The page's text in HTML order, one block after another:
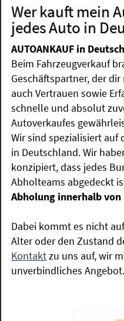
Wer kauft mein
jedes Auto in
AUTOANKAUF in
Beim Fahrzeugverkauf
Geschäftspartner, der
auch Vertrauen sowie
schnelle und absolut
Autoverkaufes
Wir sind spezialisiert auf
in Deutschland. Wir
konzipiert, dass jedes
Abholteams abgedeckt
Abholung innerhalb von
Dabei kommt es nicht
Alter oder den Zustand
Kontaktzu uns auf, wir
unverbindliches Angebot.